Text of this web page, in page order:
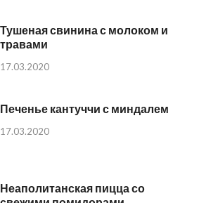
Тушеная свинина с молоком и
травами
17.03.2020
Печенье кантуччи с миндалем
17.03.2020
Неаполитанская пицца со